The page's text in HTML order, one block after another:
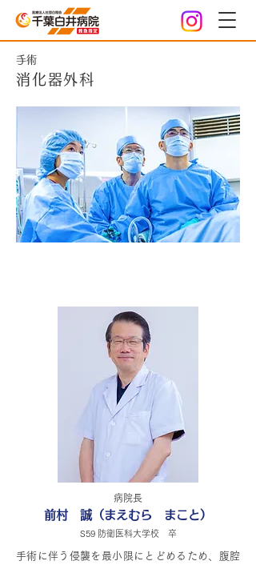
手術
消化器外科
病院長
前村 誠（まえむら まこと）
S59 防衛医科大学校 卒
手術に伴う侵襲を最小限にとどめるため、腹腔